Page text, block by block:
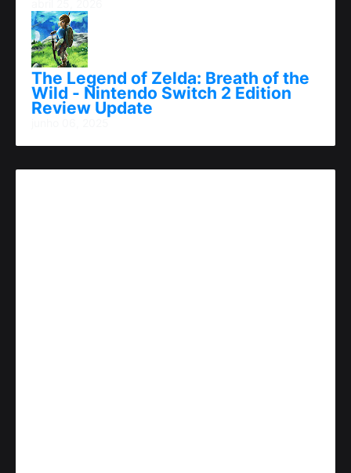
The Legend of Zelda: Breath of the
Wild - Nintendo Switch 2 Edition
Review Update